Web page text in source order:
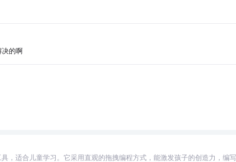
决的啊
，适合儿童学习。它采用直观的拖拽编程方式，能激发孩子的创造力，编